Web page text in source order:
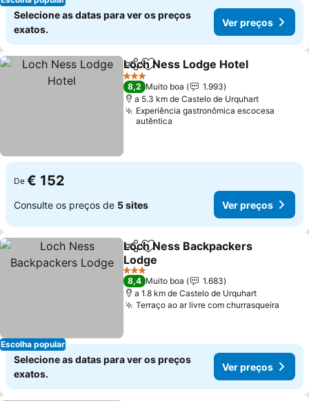
Selecione as datas para ver os preços
exatos.
Ver preços
PartilharAdicionar aos favoritos
Loch Ness Lodge Hotel
3 Estrelas
8,2 Muito boa
1.993
a 5.3 km de Castelo de Urquhart
Experiência gastronômica escocesa
autêntica
De € 152
Consulte os preços de 5 sites Ver preços
Escolha popular
PartilharAdicionar aos favoritos
Loch Ness Backpackers
Lodge
Ver preços
3 Estrelas
8,4 Muito boa
1.683
a 1.8 km de Castelo de Urquhart
Terraço ao ar livre com churrasqueira
Selecione as datas para ver os preços
exatos.
Ver preços